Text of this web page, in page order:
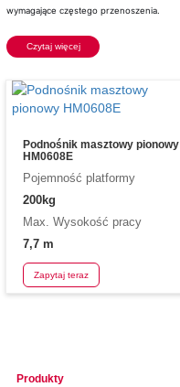
Produkty
wymagające częstego przenoszenia.
Czytaj więcej
Podnośnik masztowy pionowy
HM0608E
Pojemność platformy
200kg
Max. Wysokość pracy
7,7 m
Zapytaj teraz